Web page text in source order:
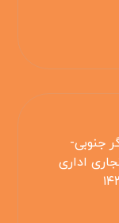
جنوبی-
اداری